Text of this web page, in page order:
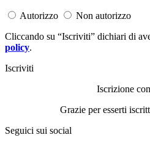
Autorizzo
Non autorizzo
Cliccando su “Iscriviti” dichiari di
policy.
Iscriviti
Iscrizione
Grazie per esserti
Seguici sui social